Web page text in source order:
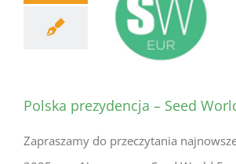
Polska prezydencja – Seed
Zapraszamy do przeczytania